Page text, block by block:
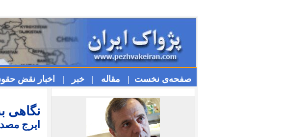
صفحه‌ی نخست | مقاله | خبر | اخبار نقض
نگاهی به
ایرج